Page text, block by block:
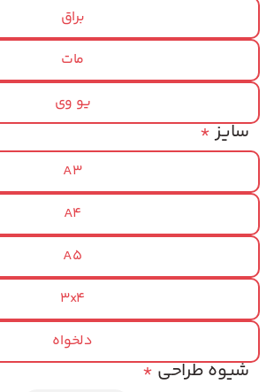
براق
مات
یو وی
*سایز
A3
A4
A5
3x4
دلخواه
*شیوه طراحی